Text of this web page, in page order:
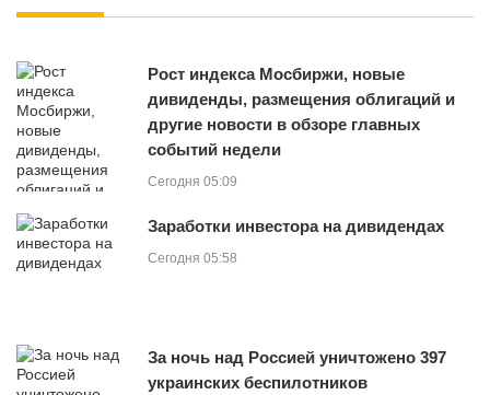
Рост индекса Мосбиржи, новые
дивиденды, размещения облигаций и
другие новости в обзоре главных
событий недели
Сегодня 05:09
Заработки инвестора на дивидендах
Сегодня 05:58
За ночь над Россией уничтожено 397
украинских беспилотников